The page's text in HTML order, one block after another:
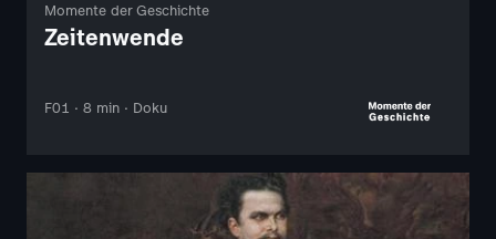
Momente der Geschichte
Zeitenwende
F01 · 8 min · Doku